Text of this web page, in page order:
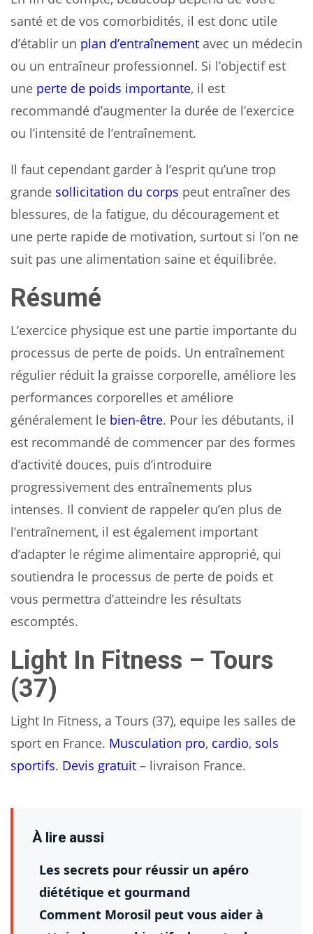
santé et de vos comorbidités, il est donc utile
d’établir un plan d’entraînement avec un médecin
ou un entraîneur professionnel. Si l’objectif est
une perte de poids importante, il est
recommandé d’augmenter la durée de l’exercice
ou l’intensité de l’entraînement.
Il faut cependant garder à l’esprit qu’une trop
grande sollicitation du corps peut entraîner des
blessures, de la fatigue, du découragement et
une perte rapide de motivation, surtout si l’on ne
suit pas une alimentation saine et équilibrée.
Résumé
L’exercice physique est une partie importante du
processus de perte de poids. Un entraînement
régulier réduit la graisse corporelle, améliore les
performances corporelles et améliore
généralement le bien-être. Pour les débutants, il
est recommandé de commencer par des formes
d’activité douces, puis d’introduire
progressivement des entraînements plus
intenses. Il convient de rappeler qu’en plus de
l’entraînement, il est également important
d’adapter le régime alimentaire approprié, qui
soutiendra le processus de perte de poids et
vous permettra d’atteindre les résultats
escomptés.
Light In Fitness – Tours
(37)
Light In Fitness, a Tours (37), equipe les salles de
sport en France. Musculation pro, cardio, sols
sportifs. Devis gratuit – livraison France.
À lire aussi
Les secrets pour réussir un apéro
diététique et gourmand
Comment Morosil peut vous aider à